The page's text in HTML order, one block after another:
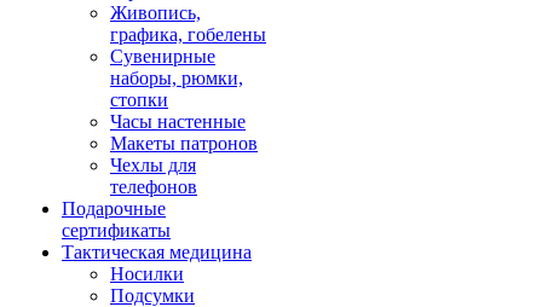
Живопись,
графика, гобелены
Сувенирные
наборы, рюмки,
стопки
Часы настенные
Макеты патронов
Чехлы для
телефонов
Подарочные
сертификаты
Тактическая медицина
Носилки
Подсумки